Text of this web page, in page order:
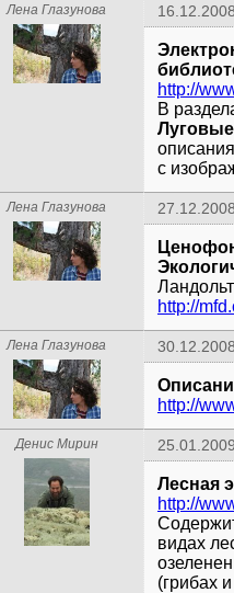
Лена Глазунова
http://
В
с
Лена Глазунова
http://
Лена Глазунова
http://
Денис Мирин
Лесная
видах
(грибах